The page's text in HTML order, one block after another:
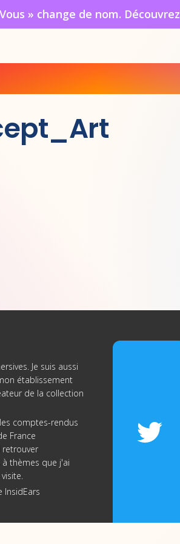
» change de nom. Découvrez
Je suis aussi
établissement
de la collection
comptes-rendus
France
retrouver
thèmes que j'ai
InsidEars